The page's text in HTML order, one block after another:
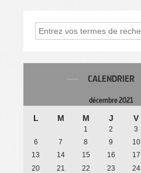
CALENDRIER
décembre 2021
L M M J V
1 2 3
6
7 8 9 10
13
14 15 16 17
20
21 22 23 24